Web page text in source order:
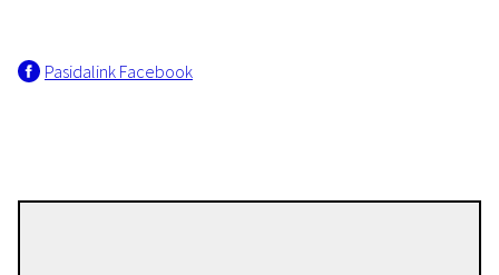
Dustinas
Pasidalink Facebook